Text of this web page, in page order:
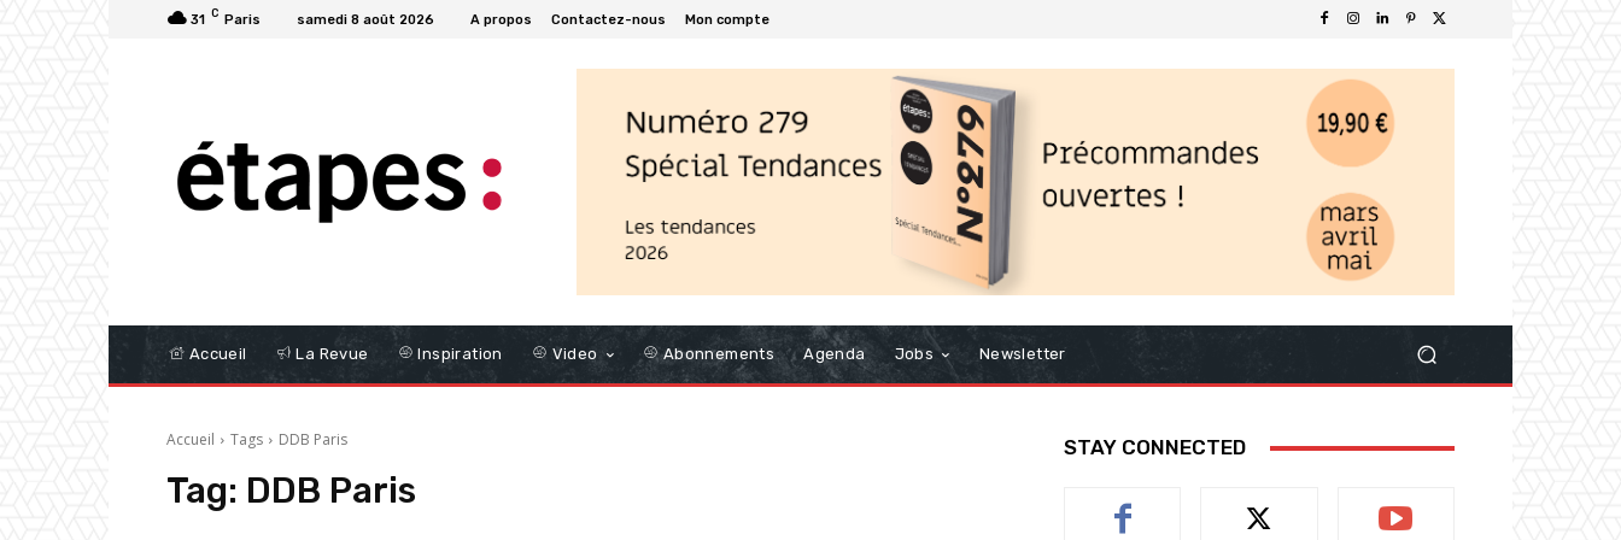
31 C Paris samedi 8 août 2026 A propos Contactez-nous Mon compte
Accueil La Revue Inspiration Video Abonnements Agenda Jobs Newsletter
Accueil Tags DDB Paris
Tag: DDB Paris
STAY CONNECTED